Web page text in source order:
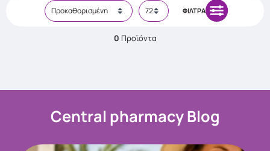
ΦΊΛΤΡΑ
0 Προϊόντα
Central pharmacy Blog